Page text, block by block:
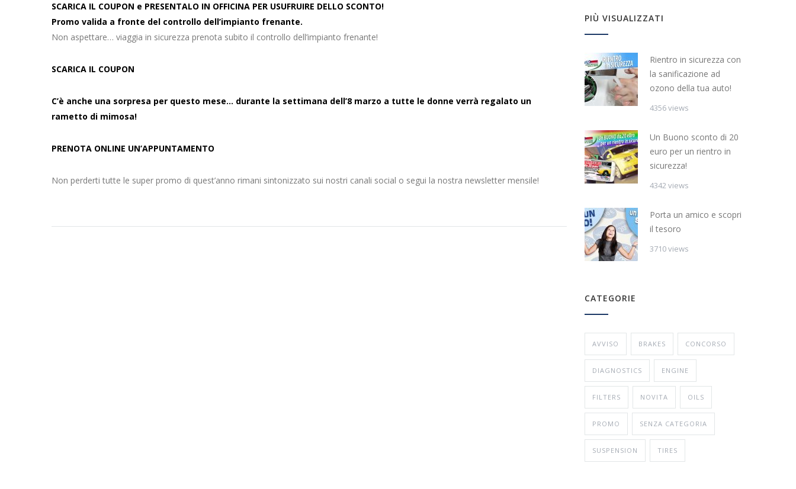
SCARICA IL COUPON e PRESENTALO IN OFFICINA PER USUFRUIRE DELLO SCONTO!
Promo valida a fronte del controllo dell’impianto frenante.
Non aspettare… viaggia in sicurezza prenota subito il controllo dell’impianto frenante!
SCARICA IL COUPON
C’è anche una sorpresa per questo mese… durante la settimana dell’8 marzo a tutte le donne verrà regalato un
rametto di mimosa!
PRENOTA ONLINE UN’APPUNTAMENTO
Non perderti tutte le super promo di quest’anno rimani sintonizzato sui nostri canali social o segui la nostra newsletter mensile!
PIÙ VISUALIZZATI
Rientro in sicurezza con
la sanificazione ad
ozono della tua auto!
4356 views
Un Buono sconto di 20
euro per un rientro in
sicurezza!
4342 views
Porta un amico e scopri
il tesoro
3710 views
CATEGORIE
AVVISO BRAKES CONCORSO
DIAGNOSTICS ENGINE
FILTERS NOVITA OILS
PROMO SENZA CATEGORIA
SUSPENSION TIRES